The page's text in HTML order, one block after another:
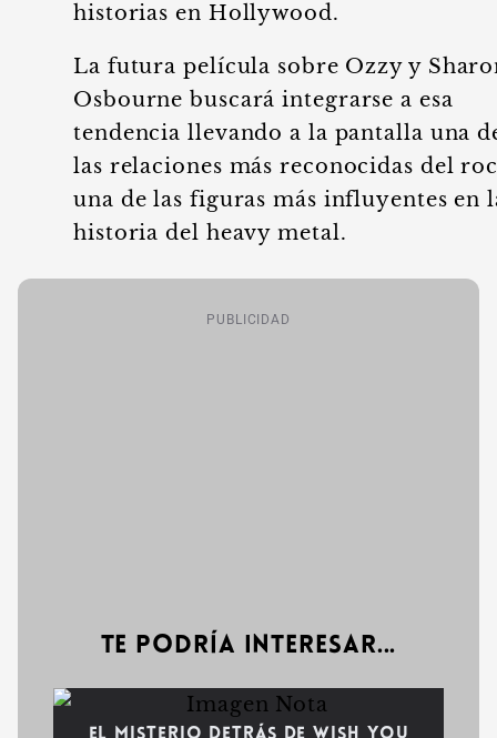
historias en Hollywood.
La futura película sobre Ozzy y
Osbourne buscará integrarse a esa
tendencia llevando a la pantalla una
las relaciones más reconocidas del
una de las figuras más influyentes en
historia del heavy metal.
PUBLICIDAD
Te podría interesar...